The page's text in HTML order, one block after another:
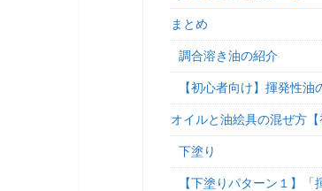
まとめ
調合溶き油の紹介
【初心者向け】揮発性油
オイルと油絵具の混ぜ方【
下塗り
【下塗りパターン１】